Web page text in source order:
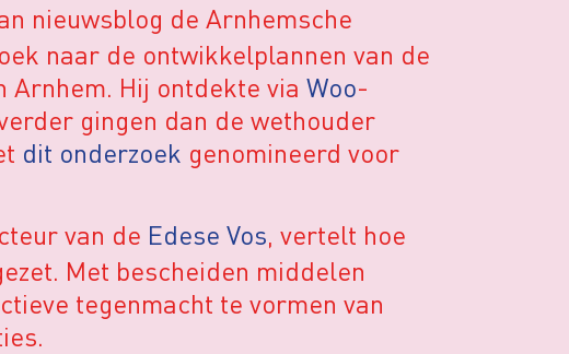
nieuwsblog de Arnhemsche
naar de ontwikkelplannen van de
Arnhem. Hij ontdekte via Woo-
gingen dan de wethouder
dit onderzoek genomineerd voor
van de Edese Vos, vertelt hoe
Met bescheiden middelen
tegenmacht te vormen van